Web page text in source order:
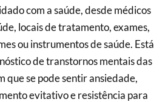
com a saúde, desde médicos
locais de tratamento, exames,
ou instrumentos de saúde. Está
de transtornos mentais das
que se pode sentir ansiedade,
evitativo e resistência para